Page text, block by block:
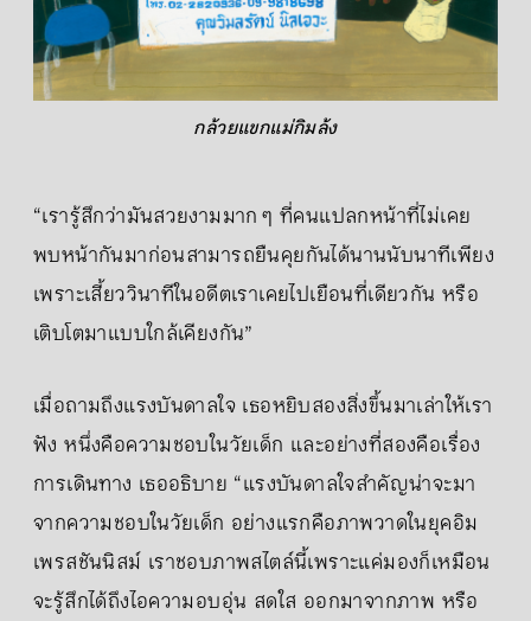
กล้วยแขกแม่กิมล้ง
“เรารู้สึกว่ามันสวยงามมาก ๆ ที่คนแปลกหน้าที่ไม่เคย
พบหน้ากันมาก่อนสามารถยืนคุยกันได้นานนับนาทีเพียง
เพราะเสี้ยววินาทีในอดีตเราเคยไปเยือนที่เดียวกัน หรือ
เติบโตมาแบบใกล้เคียงกัน”
เมื่อถามถึงแรงบันดาลใจ เธอหยิบสองสิ่งขึ้นมาเล่าให้เรา
ฟัง หนึ่งคือความชอบในวัยเด็ก และอย่างที่สองคือเรื่อง
การเดินทาง เธออธิบาย “แรงบันดาลใจสำคัญน่าจะมา
จากความชอบในวัยเด็ก อย่างแรกคือภาพวาดในยุคอิม
เพรสชันนิสม์ เราชอบภาพสไตล์นี้เพราะแค่มองก็เหมือน
จะรู้สึกได้ถึงไอความอบอุ่น สดใส ออกมาจากภาพ หรือ